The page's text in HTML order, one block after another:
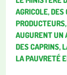
AGRICOLE,
AUGURENT UN
DES CAPRINS,
LA PAUVRETÉ